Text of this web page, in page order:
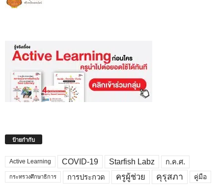
ป้ายกำกับ
Active Learning COVID-19 Starfish Labz ก.ค.ศ.
กระทรวงศึกษาธิการ การประกวด ครูผู้ช่วย คุรุสภา คู่มือ